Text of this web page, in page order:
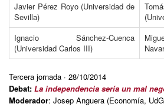
Javier Pérez Royo (Universidad de
Sevilla)
Ignacio Sánchez-Cuenca
(Universidad Carlos III)
Tercera jornada · 28/10/2014
Debat: La independencia sería un mal
Moderador: Josep Anguera (Economía,